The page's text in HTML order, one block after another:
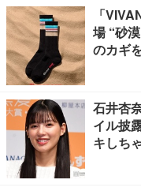
「
場 “砂
のカギ
石井杏
イル披
キしち